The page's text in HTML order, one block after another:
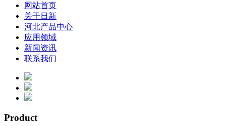
网站首页
关于日新
河北产品中心
应用领域
新闻资讯
联系我们
Product